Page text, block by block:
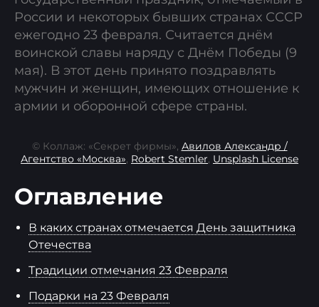
России и некоторых бывших странах СССР
ежегодно 23 февраля. Считается днём
воинской славы наряду с Днём Победы (9
мая). В этот день принято поздравлять
мужчин и женщин, имеющих отношение к
армии и оборонной сфере страны.
© Коллаж: «Секрет фирмы», Авилов Александр /
Агентство «Москва», Robert Stemler, Unsplash License
Оглавление
В каких странах отмечается День защитника
Отечества
Традиции отмечания 23 Февраля
Подарки на 23 Февраля